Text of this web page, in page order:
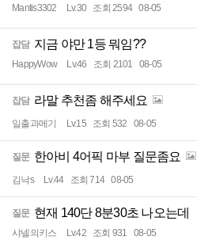
Mantis3302 Lv.30 조회 2594 08-05
잡담 지금 야만 1등 뭐임??
HappyWow Lv.46 조회 2101 08-05
잡담 라말 추천좀 해주세요
일출과메기 Lv.15 조회 532 08-05
질문 한아비 4어픽 마부 질문좀요
김낙s Lv.44 조회 714 08-05
질문 현재 140단 8분30초 나오는데
샤넬의키스 Lv.42 조회 931 08-05